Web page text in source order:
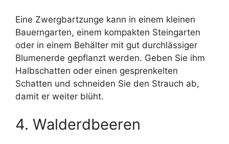
Eine Zwergbartzunge kann in einem kleinen
Bauerngarten, einem kompakten Steingarten
oder in einem Behälter mit gut durchlässiger
Blumenerde gepflanzt werden. Geben Sie ihm
Halbschatten oder einen gesprenkelten
Schatten und schneiden Sie den Strauch ab,
damit er weiter blüht.
4. Walderdbeeren